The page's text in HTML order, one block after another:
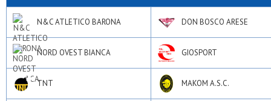
N&C ATLETICO BARONA DON BOSCO ARESE
NORD OVEST BIANCA GIOSPORT
TNT MAKOM A.S.C.